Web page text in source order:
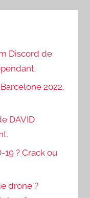
Discord de
2022,
DAVID
19 ? Crack ou
drone ?